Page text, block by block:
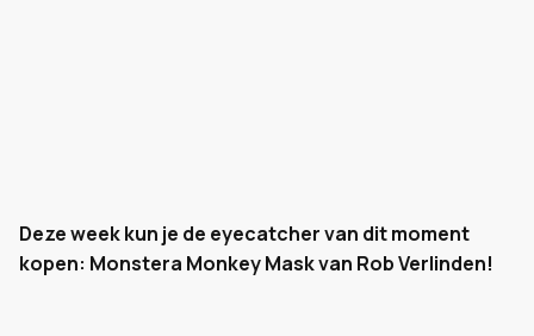
Deze week kun je de eyecatcher van dit moment
kopen: Monstera Monkey Mask van Rob Verlinden!